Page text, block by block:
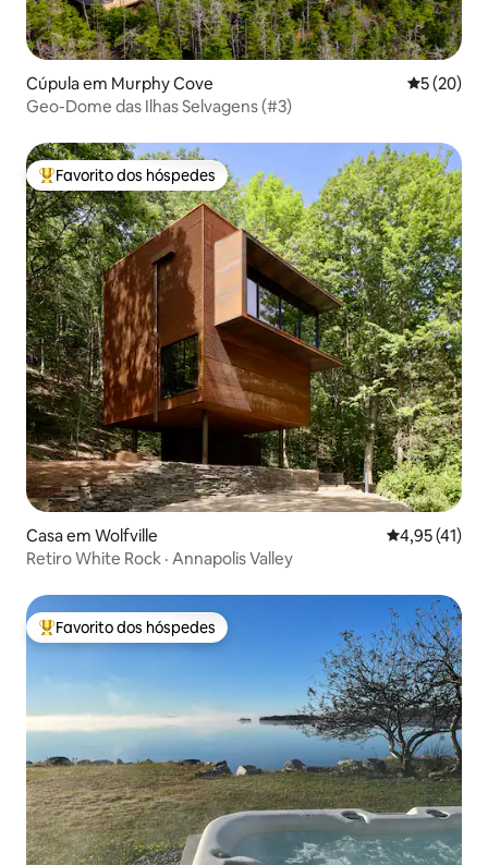
Cúpula em Murphy Cove
5 (20)
Geo-Dome das Ilhas Selvagens (#3)
Favoritos dos hóspedes mais apreciados
Favorito dos hóspedes
Casa em Wolfville
4,95 (41)
Retiro White Rock · Annapolis Valley
Favoritos dos hóspedes mais apreciados
Favorito dos hóspedes